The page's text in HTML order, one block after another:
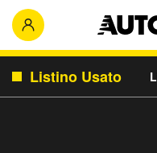
Listino Usato